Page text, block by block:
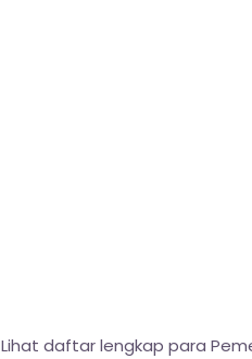
Lihat daftar lengkap para